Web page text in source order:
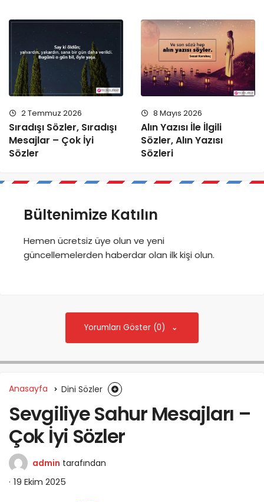
2 Temmuz 2026
Sıradışı Sözler, Sıradışı
Mesajlar – Çok İyi
Sözler
8 Mayıs 2026
Alın Yazısı İle İlgili
Sözler, Alın Yazısı
Sözleri
Bültenimize Katılın
Hemen ücretsiz üye olun ve yeni
güncellemelerden haberdar olan ilk kişi olun.
Yorumları Göster (0)
Anasayfa Dini Sözler
Sevgiliye Sahur Mesajları –
Çok İyi Sözler
admin tarafından
19 Ekim 2025